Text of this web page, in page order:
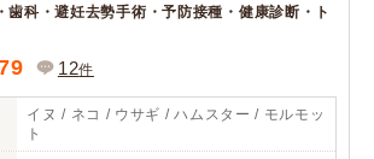
歯科・避妊去勢手術・予防接種・健康診断・ト
12件
イヌ / ネコ / ウサギ / ハムスター / モルモッ
ト